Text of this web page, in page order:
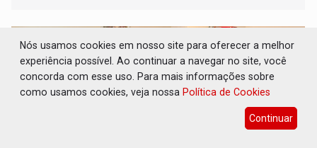
Nós usamos cookies em nosso site para oferecer a melhor
experiência possível. Ao continuar a navegar no site, você
concorda com esse uso. Para mais informações sobre
como usamos cookies, veja nossa Política de Cookies
Continuar